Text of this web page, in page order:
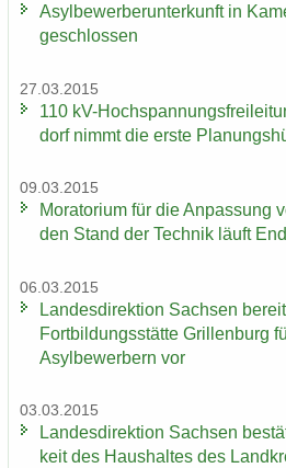
Asyl­be­wer­ber­un­ter­kunft in
ge­schlos­sen
27.03.2015
110 kV-​
dorf nimmt die erste
09.03.2015
Mo­ra­to­ri­um für die An­pas­sung
den Stand der Tech­nik läuft
06.03.2015
Lan­des­di­rek­ti­on Sach­sen
Fort­bil­dungs­stät­te Gril­len­burg
Asyl­be­wer­bern vor
03.03.2015
Lan­des­di­rek­ti­on Sach­sen
keit des Haus­hal­tes des